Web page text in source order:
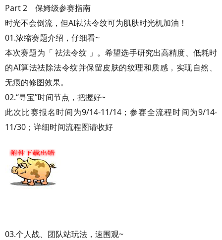
Part 2 保姆级参赛指南
时光不会倒流，但AI祛法令纹可为肌肤时光机加油！
01.浓缩赛题介绍，仔细看~
本次赛题为「 祛法令纹 」。希望选手研究出高精度、低耗时
的AI算法祛除法令纹并保留皮肤的纹理和质感，实现自然、
无痕的修图效果。
02.“寻宝”时间节点，把握好~
此次比赛报名时间为9/14-11/14；参赛全流程时间为9/14-
11/30；详细时间流程图请收好
03.个人战、团队站玩法，速围观~